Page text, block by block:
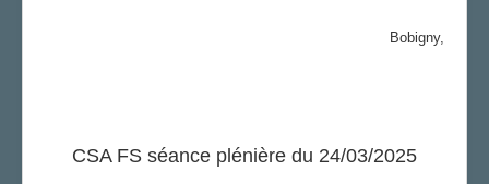
Bobigny,
CSA FS séance plénière du 24/03/2025